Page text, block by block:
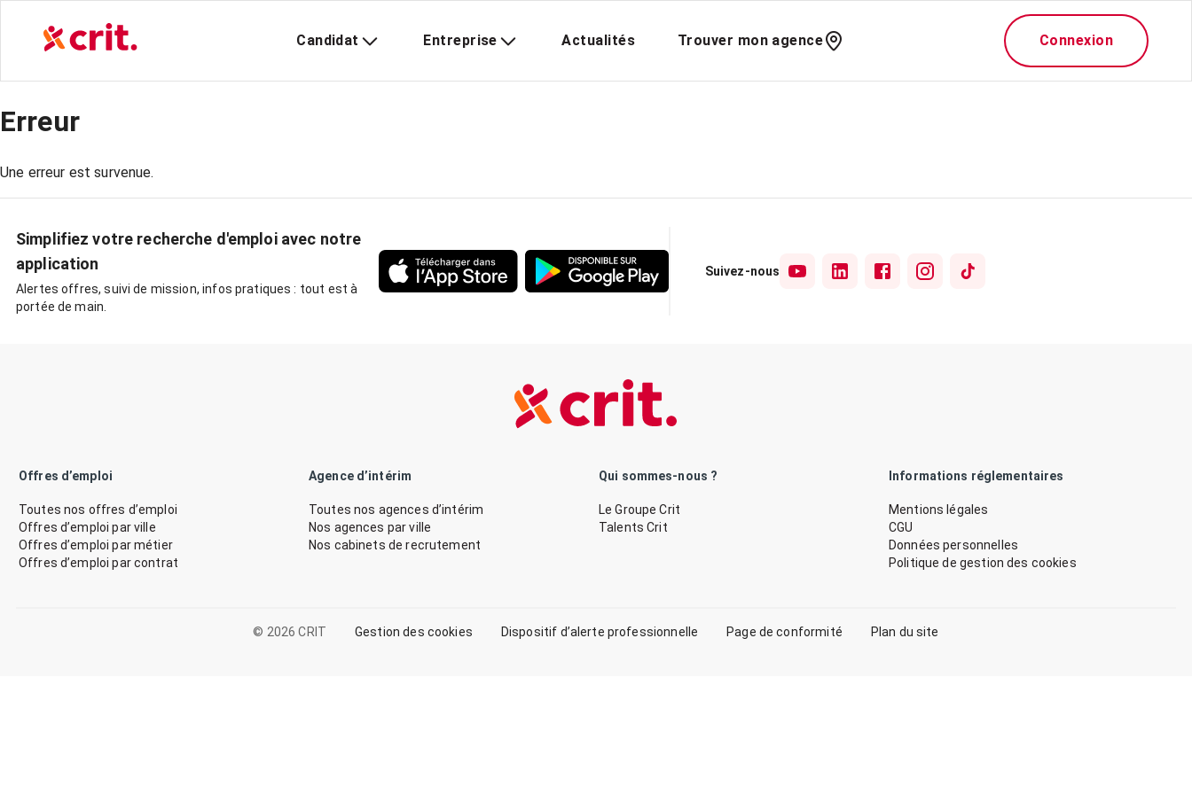
Candidat Entreprise Actualités Trouver mon agence Connexion
Erreur
Une erreur est survenue.
Simplifiez votre recherche d'emploi avec notre
application
Alertes offres, suivi de mission, infos pratiques : tout est à
portée de main.
Suivez-nous
Offres d’emploi
Toutes nos offres d’emploi
Offres d’emploi par ville
Offres d’emploi par métier
Offres d’emploi par contrat
Agence d’intérim
Toutes nos agences d’intérim
Nos agences par ville
Nos cabinets de recrutement
Qui sommes-nous ?
Le Groupe Crit
Talents Crit
Informations réglementaires
Mentions légales
CGU
Données personnelles
Politique de gestion des cookies
© 2026 CRIT Gestion des cookies Dispositif d’alerte professionnelle Page de conformité Plan du site